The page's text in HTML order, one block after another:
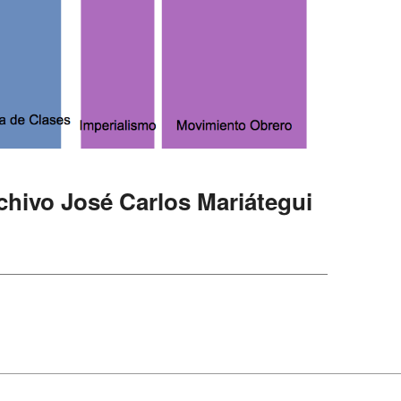
José Carlos Mariátegui